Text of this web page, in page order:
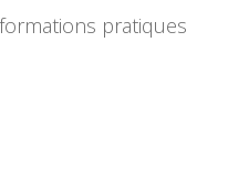
pratiques